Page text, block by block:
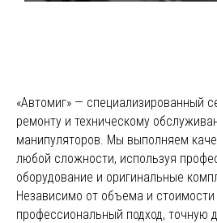
«Автомиг» — специализированный
ремонту и техническому
манипуляторов. Мы выполняем
любой сложности, используя
оборудование и оригинальные
Независимо от объема и
профессиональный подход, точную
ПОЛУЧИТЬ
БЕСПЛАТНУЮ
КОНСУЛЬТАЦИЮ
СПЕЦИАЛИСТА